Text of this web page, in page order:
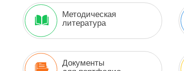
Методическая
литература
Документы